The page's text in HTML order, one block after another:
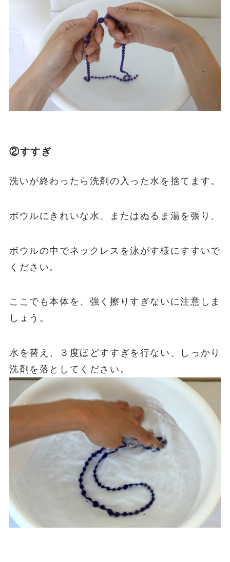
②すすぎ
洗いが終わったら洗剤の入った水を捨てます。
ボウルにきれいな水、またはぬるま湯を張り、
ボウルの中でネックレスを泳がす様にすすいで
ください。
ここでも本体を、強く擦りすぎないに注意しま
しょう。
水を替え、３度ほどすすぎを行ない、しっかり
洗剤を落としてください。